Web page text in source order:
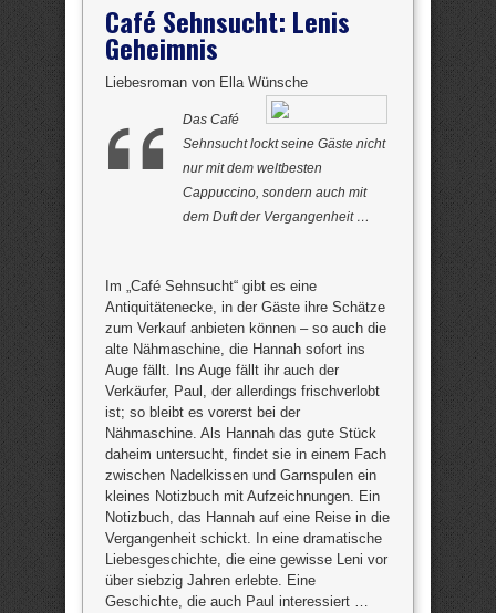
Café Sehnsucht: Lenis
Geheimnis
Liebesroman von Ella Wünsche
Das Café
Sehnsucht lockt seine Gäste nicht
nur mit dem weltbesten
Cappuccino, sondern auch mit
dem Duft der Vergangenheit …
Im „Café Sehnsucht“ gibt es eine
Antiquitätenecke, in der Gäste ihre Schätze
zum Verkauf anbieten können – so auch die
alte Nähmaschine, die Hannah sofort ins
Auge fällt. Ins Auge fällt ihr auch der
Verkäufer, Paul, der allerdings frischverlobt
ist; so bleibt es vorerst bei der
Nähmaschine. Als Hannah das gute Stück
daheim untersucht, findet sie in einem Fach
zwischen Nadelkissen und Garnspulen ein
kleines Notizbuch mit Aufzeichnungen. Ein
Notizbuch, das Hannah auf eine Reise in die
Vergangenheit schickt. In eine dramatische
Liebesgeschichte, die eine gewisse Leni vor
über siebzig Jahren erlebte. Eine
Geschichte, die auch Paul interessiert …